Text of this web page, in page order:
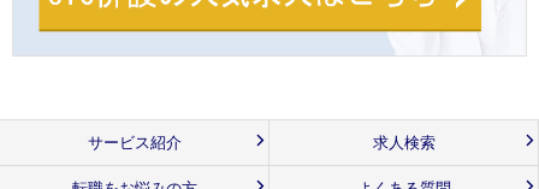
サービス紹介 求人検索